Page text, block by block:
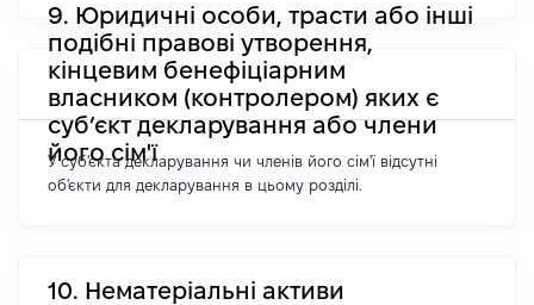
9. Юридичні особи, трасти або інші
подібні правові утворення,
кінцевим бенефіціарним
власником (контролером) яких є
суб’єкт декларування або члени
його сім'ї
У суб'єкта декларування чи членів його сім'ї відсутні
об'єкти для декларування в цьому розділі.
10. Нематеріальні активи